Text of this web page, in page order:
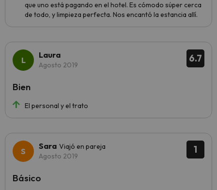
que uno está pagando en el hotel. Es cómodo súper cerca
de todo, y limpieza perfecta. Nos encantó la estancia allí.
6.7
Laura
Agosto 2019
El personal y el trato
Bien
1
Sara Viajó en pareja
Agosto 2019
Básico